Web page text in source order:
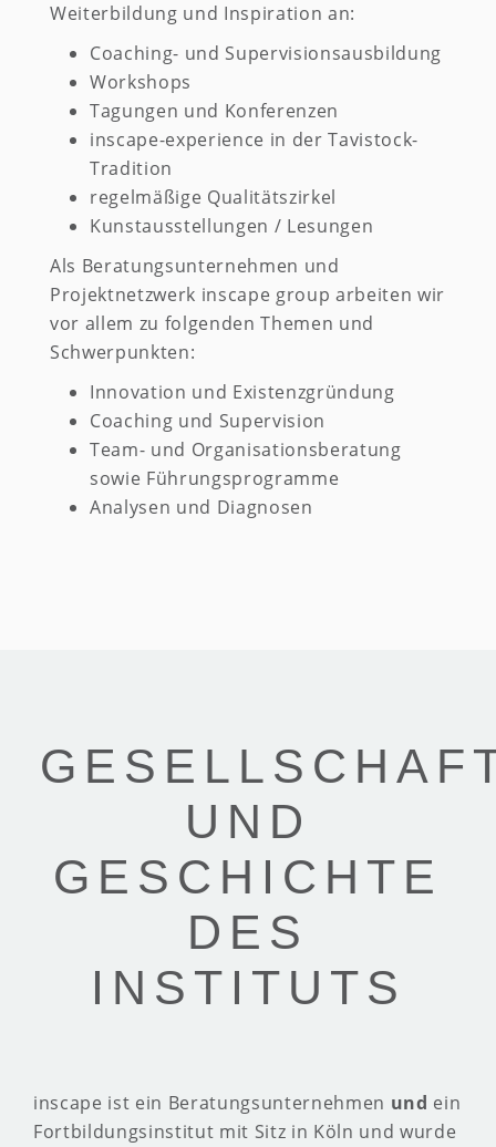
Weiterbildung und Inspiration an:
Coaching- und Supervisionsausbildung
Workshops
Tagungen und Konferenzen
inscape-experience in der Tavistock-
Tradition
regelmäßige Qualitätszirkel
Kunstausstellungen / Lesungen
Als Beratungsunternehmen und
Projektnetzwerk inscape group arbeiten wir
vor allem zu folgenden Themen und
Schwerpunkten:
Innovation und Existenzgründung
Coaching und Supervision
Team- und Organisationsberatung
sowie Führungsprogramme
Analysen und Diagnosen
UND
GESCHICHTE
DES
INSTITUTS
inscape ist ein Beratungsunternehmen und ein
Fortbildungsinstitut mit Sitz in Köln und wurde